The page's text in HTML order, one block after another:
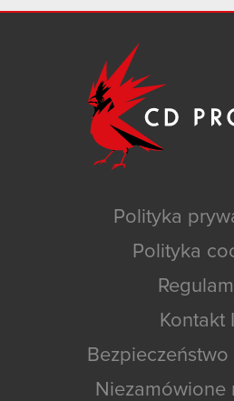
Polityka
Polityka
Kontakt
Niezamówione